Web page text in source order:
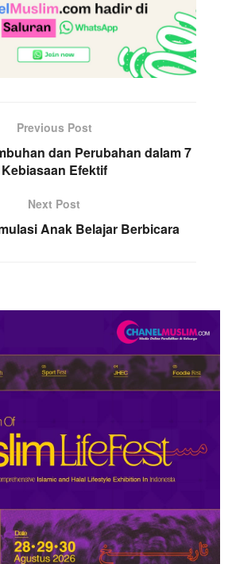
Previous Post
dan Perubahan dalam 7
Kebiasaan Efektif
Next Post
Anak Belajar Berbicara